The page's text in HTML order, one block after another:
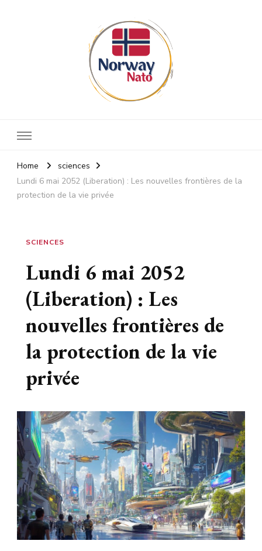
Home
sciences
Lundi 6 mai 2052 (Liberation) : Les nouvelles frontières de la
protection de la vie privée
SCIENCES
Lundi 6 mai 2052
(Liberation) : Les
nouvelles frontières de
la protection de la vie
privée